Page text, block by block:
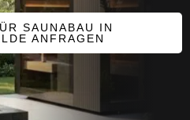
SAUNABAU IN
ANFRAGEN